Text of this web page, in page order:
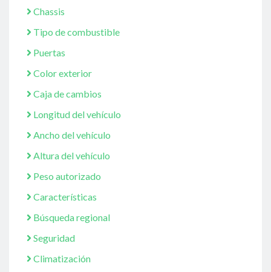
Chassis
Tipo de combustible
Puertas
Color exterior
Caja de cambios
Longitud del vehículo
Ancho del vehículo
Altura del vehículo
Peso autorizado
Características
Búsqueda regional
Seguridad
Climatización